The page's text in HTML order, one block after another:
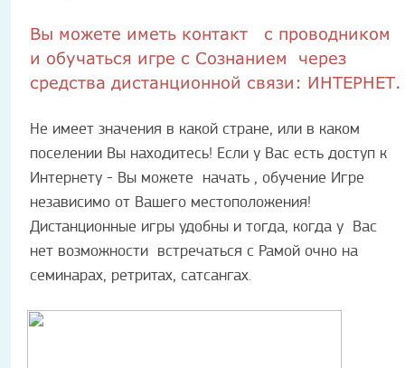
Вы можете иметь контакт
с проводником
и обучаться игре с Cознанием
через
средства дистанционной связи: ИНТЕРНЕТ.
Не имеет значения в какой стране, или в каком
поселении Вы находитесь! Если у Вас есть доступ к
Интернету - Вы можете начать , обучение Игре
независимо от Вашего местоположения!
Дистанционные игры удобны и тогда, когда у Вас
нет возможности встречаться с Рамой очно на
семинарах, ретритах, сатсангах.